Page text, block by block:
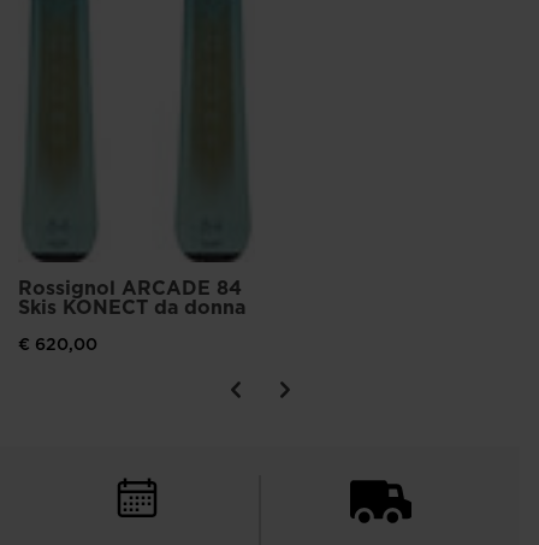
Rossignol ARCADE 84
Skis KONECT da donna
€ 620,00